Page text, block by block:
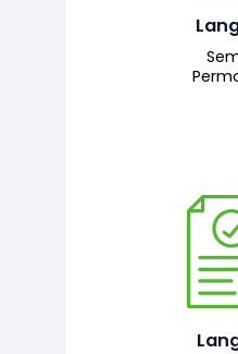
kepada
tindakan
Pegawai pelulus
dan memberi
kelulusan akhir
mematuhi